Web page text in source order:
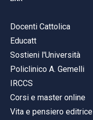
Docenti Cattolica
Educatt
Sostieni l'Università
Policlinico A. Gemelli
IRCCS
Corsi e master online
Vita e pensiero editrice